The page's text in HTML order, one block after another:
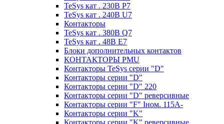
TeSys кат . 230В P7
TeSys кат . 240В U7
Контакторы
TeSys кат . 380В Q7
TeSys кат . 48В E7
Блоки дополнительных контактов
КОНТАКТОРЫ PMU
Контакторы TeSys серии "D"
Контакторы серии "D"
Контакторы серии "D" 220
Контакторы серии "D" реверсивные
Контакторы серии "F" Iном. 115А-
Контакторы серии "K"
Контакторы серии "K" реверсивные